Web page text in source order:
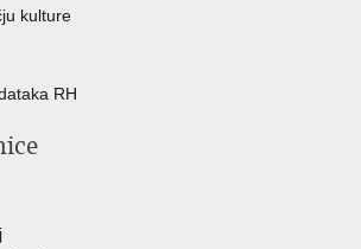
kulture
RH